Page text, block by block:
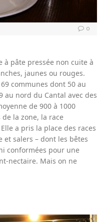
0
à pâte pressée non cuite à
jaunes ou rouges.
communes dont 50 au
au nord du Cantal avec des
de 900 à 1000
de la zone, la race
a pris la place des races
et salers – dont les bêtes
conformées pour une
nectaire. Mais on ne